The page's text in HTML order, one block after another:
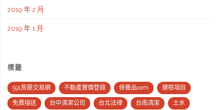
2019 年 2 月
2019 年 1 月
標籤
591房屋交易網 不動產實價登錄 保養品oem 健檢項目
免費接送 台中清潔公司 台北法律 台南清潔 土水